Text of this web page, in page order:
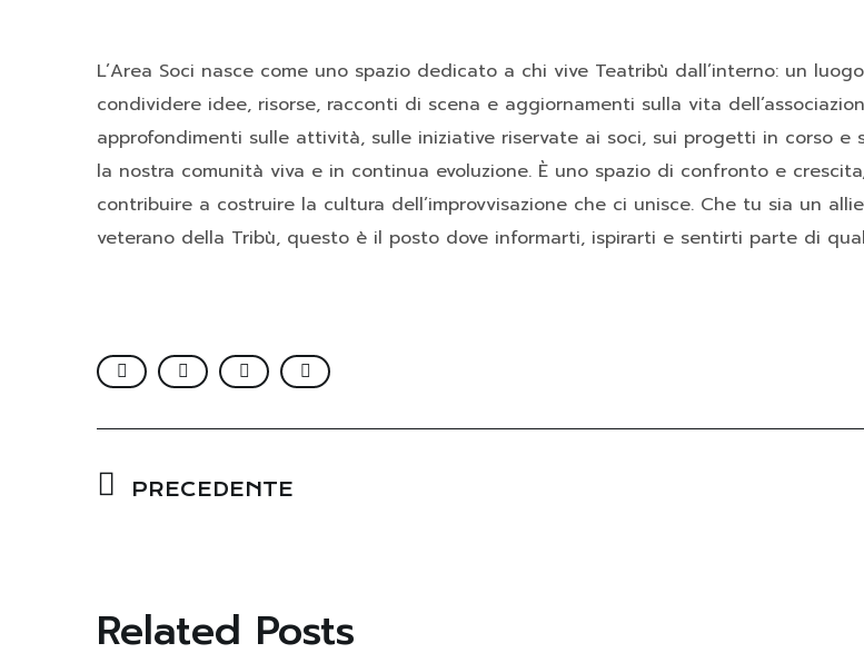
L’Area Soci nasce come uno spazio dedicato a chi vive Teatribù dall’interno: un
condividere idee, risorse, racconti di scena e aggiornamenti sulla vita
approfondimenti sulle attività, sulle iniziative riservate ai soci, sui progetti in corso
la nostra comunità viva e in continua evoluzione. È uno spazio di confronto e
contribuire a costruire la cultura dell’improvvisazione che ci unisce. Che tu sia un
veterano della Tribù, questo è il posto dove informarti, ispirarti e sentirti parte di
PRECEDENTE
Related Posts